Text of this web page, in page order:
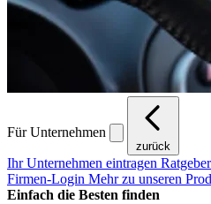
Für Unternehmen
zurück
Ihr Unternehmen eintragen
Firmen-Login Mehr zu unseren
Einfach die Besten finden